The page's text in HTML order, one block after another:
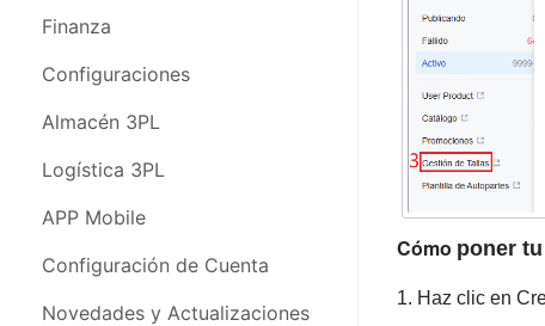
Configuraciones
Almacén 3PL
Logística 3PL
APP Movil
Webinars
FAQs & Problemas Frecuentes
Finanza
Configuraciones
Almacén 3PL
Logística 3PL
APP Mobile
Configuración de Cuenta
Novedades y Actualizaciones
Cómo poner
1. Haz clic en